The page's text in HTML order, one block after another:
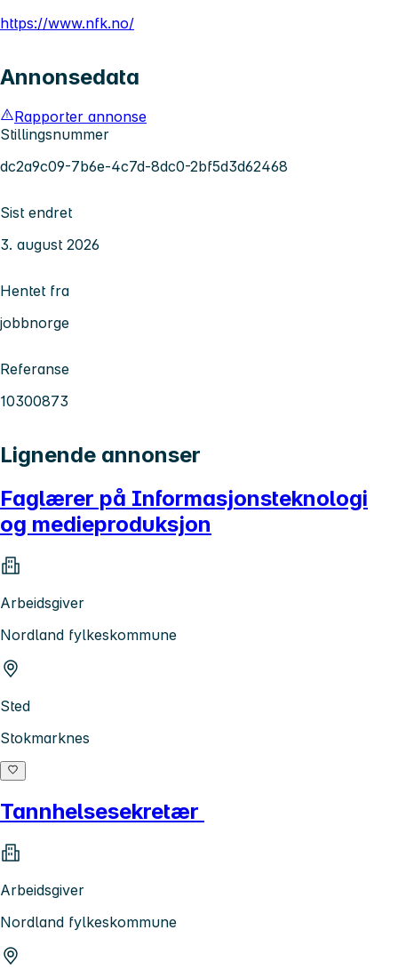
https://www.nfk.no/
Annonsedata
Rapporter annonse
Stillingsnummer
dc2a9c09-7b6e-4c7d-8dc0-2bf5d3d62468
Sist endret
3. august 2026
Hentet fra
jobbnorge
Referanse
10300873
Lignende annonser
Faglærer på Informasjonsteknologi
og medieproduksjon
Arbeidsgiver
Nordland fylkeskommune
Sted
Stokmarknes
Tannhelsesekretær
Arbeidsgiver
Nordland fylkeskommune